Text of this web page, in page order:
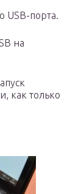
USB-порта.
на
как только